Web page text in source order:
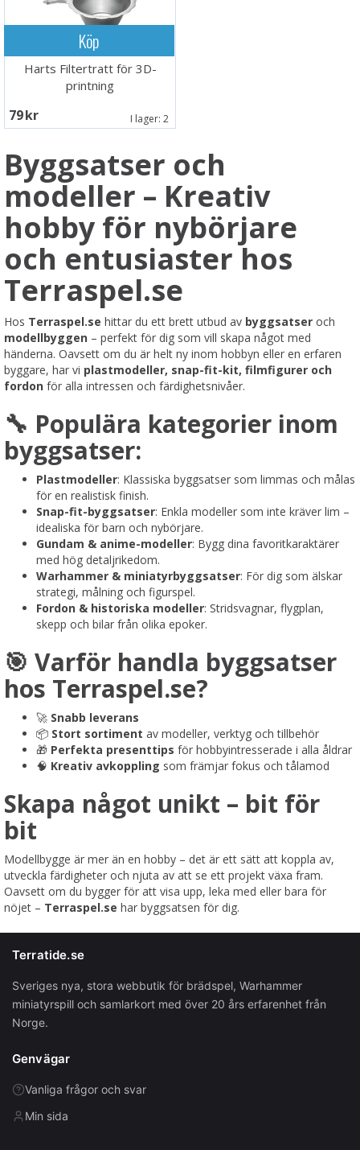
Köp
Harts Filtertratt för 3D-
printning
79 SEK I lager: 2
Byggsatser och
modeller – Kreativ
hobby för nybörjare
och entusiaster hos
Terraspel.se
Hos Terraspel.se hittar du ett brett utbud av byggsatser och
modellbyggen – perfekt för dig som vill skapa något med
händerna. Oavsett om du är helt ny inom hobbyn eller en erfaren
byggare, har vi plastmodeller, snap-fit-kit, filmfigurer och
fordon för alla intressen och färdighetsnivåer.
🔧 Populära kategorier inom
byggsatser:
Plastmodeller: Klassiska byggsatser som limmas och målas
för en realistisk finish.
Snap-fit-byggsatser: Enkla modeller som inte kräver lim –
idealiska för barn och nybörjare.
Gundam & anime-modeller: Bygg dina favoritkaraktärer
med hög detaljrikedom.
Warhammer & miniatyrbyggsatser: För dig som älskar
strategi, målning och figurspel.
Fordon & historiska modeller: Stridsvagnar, flygplan,
skepp och bilar från olika epoker.
🎯 Varför handla byggsatser
hos Terraspel.se?
🚀 Snabb leverans
📦 Stort sortiment av modeller, verktyg och tillbehör
🎁 Perfekta presenttips för hobbyintresserade i alla åldrar
🧠 Kreativ avkoppling som främjar fokus och tålamod
Skapa något unikt – bit för
bit
Modellbygge är mer än en hobby – det är ett sätt att koppla av,
utveckla färdigheter och njuta av att se ett projekt växa fram.
Oavsett om du bygger för att visa upp, leka med eller bara för
nöjet – Terraspel.se har byggsatsen för dig.
Terratide.se
Sveriges nya, stora webbutik för brädspel, Warhammer
miniatyrspill och samlarkort med över 20 års erfarenhet från
Norge.
Genvägar
Vanliga frågor och svar
Min sida